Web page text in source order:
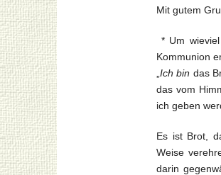
Mit gutem
* Um
Kommunion
Ich bin das
das vom
ich geben
Es ist Brot,
Weise
darin